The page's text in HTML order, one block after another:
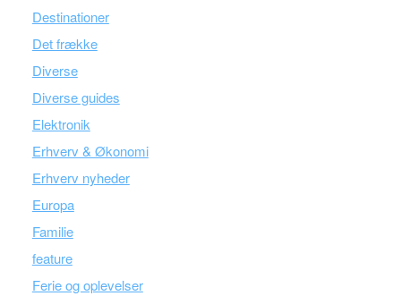
Destinationer
Det frække
Diverse
Diverse guides
Elektronik
Erhverv & Økonomi
Erhverv nyheder
Europa
Familie
feature
Ferie og oplevelser